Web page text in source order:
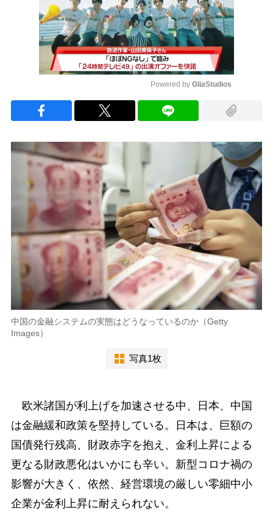
Powered by GliaStudios
中国の金融システムの実態はどうなっているのか（Getty
Images）
写真1枚
欧米諸国が利上げを加速させる中、日本、中国
は金融緩和政策を堅持している。日本は、巨額の
国債発行残高、財政赤字を抱え、金利上昇による
更なる財政悪化はいかにも辛い。新型コロナ禍の
影響が大きく、依然、経営環境の厳しい零細中小
企業が金利上昇に耐えられない。